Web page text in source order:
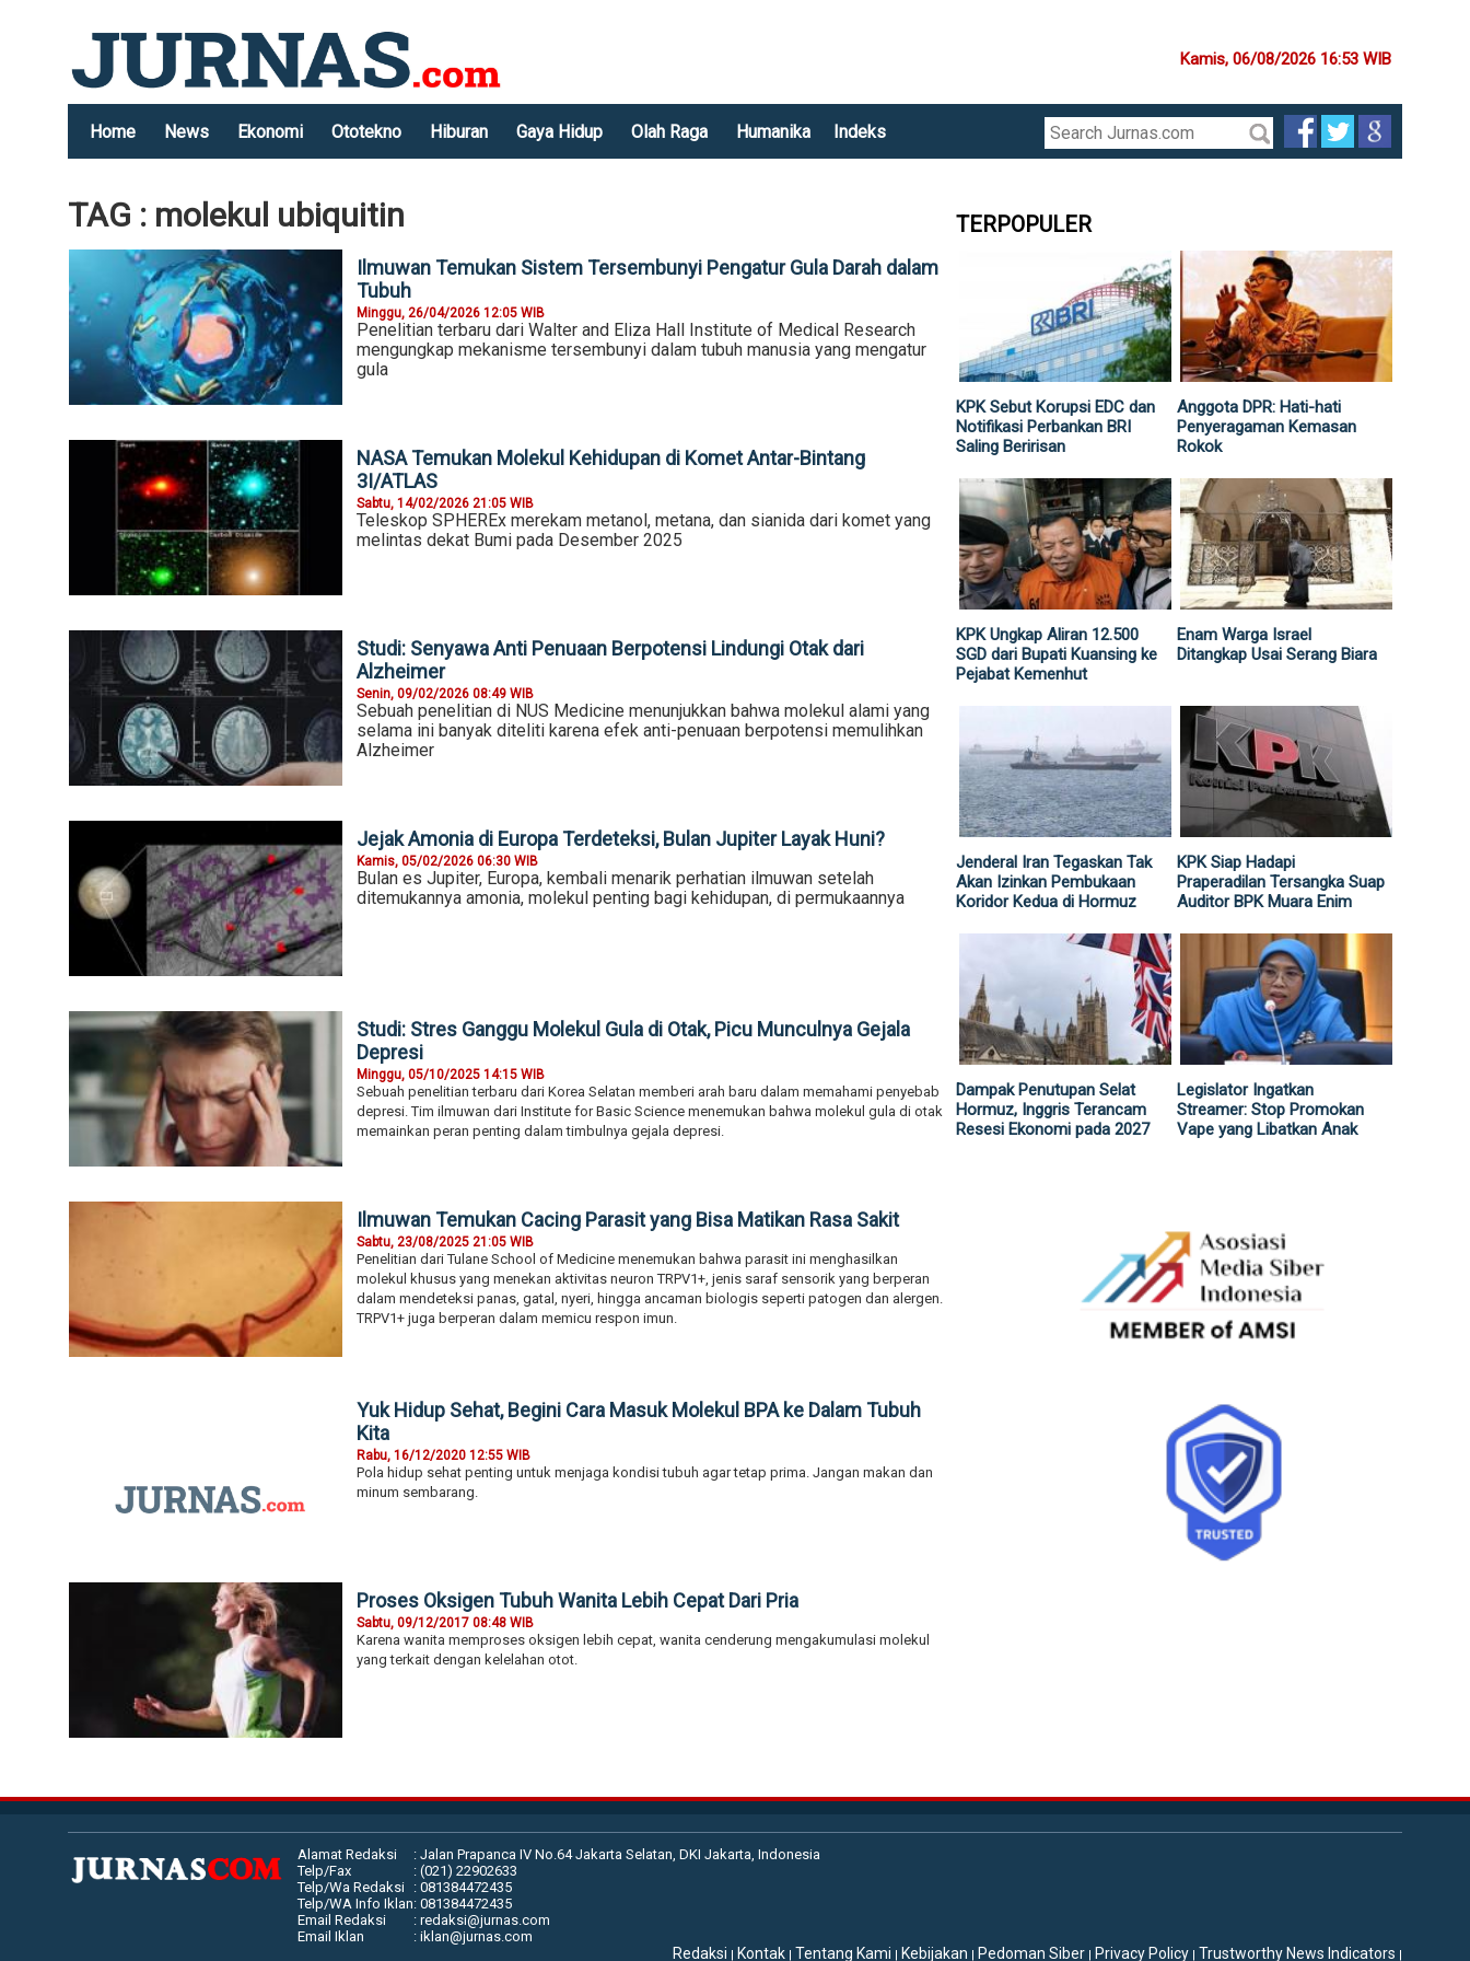
Kamis, 06/08/2026 16:53 WIB
Home News Ekonomi Ototekno Hiburan Gaya Hidup Olah Raga Humanika Indeks
TAG : molekul ubiquitin
Ilmuwan Temukan Sistem Tersembunyi Pengatur Gula Darah dalam
Tubuh
Minggu, 26/04/2026 12:05 WIB
Penelitian terbaru dari Walter and Eliza Hall Institute of Medical Research
mengungkap mekanisme tersembunyi dalam tubuh manusia yang mengatur
gula
NASA Temukan Molekul Kehidupan di Komet Antar-Bintang
3I/ATLAS
Sabtu, 14/02/2026 21:05 WIB
Teleskop SPHEREx merekam metanol, metana, dan sianida dari komet yang
melintas dekat Bumi pada Desember 2025
Studi: Senyawa Anti Penuaan Berpotensi Lindungi Otak dari
Alzheimer
Senin, 09/02/2026 08:49 WIB
Sebuah penelitian di NUS Medicine menunjukkan bahwa molekul alami yang
selama ini banyak diteliti karena efek anti-penuaan berpotensi memulihkan
Alzheimer
Jejak Amonia di Europa Terdeteksi, Bulan Jupiter Layak Huni?
Kamis, 05/02/2026 06:30 WIB
Bulan es Jupiter, Europa, kembali menarik perhatian ilmuwan setelah
ditemukannya amonia, molekul penting bagi kehidupan, di permukaannya
Studi: Stres Ganggu Molekul Gula di Otak, Picu Munculnya Gejala
Depresi
Minggu, 05/10/2025 14:15 WIB
Sebuah penelitian terbaru dari Korea Selatan memberi arah baru dalam memahami penyebab
depresi. Tim ilmuwan dari Institute for Basic Science menemukan bahwa molekul gula di otak
memainkan peran penting dalam timbulnya gejala depresi.
Ilmuwan Temukan Cacing Parasit yang Bisa Matikan Rasa Sakit
Sabtu, 23/08/2025 21:05 WIB
Penelitian dari Tulane School of Medicine menemukan bahwa parasit ini menghasilkan
molekul khusus yang menekan aktivitas neuron TRPV1+, jenis saraf sensorik yang berperan
dalam mendeteksi panas, gatal, nyeri, hingga ancaman biologis seperti patogen dan alergen.
TRPV1+ juga berperan dalam memicu respon imun.
Yuk Hidup Sehat, Begini Cara Masuk Molekul BPA ke Dalam Tubuh
Kita
Rabu, 16/12/2020 12:55 WIB
Pola hidup sehat penting untuk menjaga kondisi tubuh agar tetap prima. Jangan makan dan
minum sembarang.
Proses Oksigen Tubuh Wanita Lebih Cepat Dari Pria
Sabtu, 09/12/2017 08:48 WIB
Karena wanita memproses oksigen lebih cepat, wanita cenderung mengakumulasi molekul
yang terkait dengan kelelahan otot.
TERPOPULER
KPK Sebut Korupsi EDC dan
Notifikasi Perbankan BRI
Saling Beririsan
Anggota DPR: Hati-hati
Penyeragaman Kemasan
Rokok
KPK Ungkap Aliran 12.500
SGD dari Bupati Kuansing ke
Pejabat Kemenhut
Enam Warga Israel
Ditangkap Usai Serang Biara
Jenderal Iran Tegaskan Tak
Akan Izinkan Pembukaan
Koridor Kedua di Hormuz
KPK Siap Hadapi
Praperadilan Tersangka Suap
Auditor BPK Muara Enim
Dampak Penutupan Selat
Hormuz, Inggris Terancam
Resesi Ekonomi pada 2027
Legislator Ingatkan
Streamer: Stop Promokan
Vape yang Libatkan Anak
Alamat Redaksi
: Jalan Prapanca IV No.64 Jakarta Selatan, DKI Jakarta, Indonesia
Telp/Fax
: (021) 22902633
Telp/Wa Redaksi : 081384472435
Telp/WA Info Iklan: 081384472435
Email Redaksi
: redaksi@jurnas.com
Email Iklan
: iklan@jurnas.com
Redaksi | Kontak | Tentang Kami | Kebijakan | Pedoman Siber | Privacy Policy | Trustworthy News Indicators |